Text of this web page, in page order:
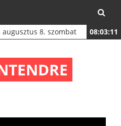
augusztus 8. szombat 08:03:12